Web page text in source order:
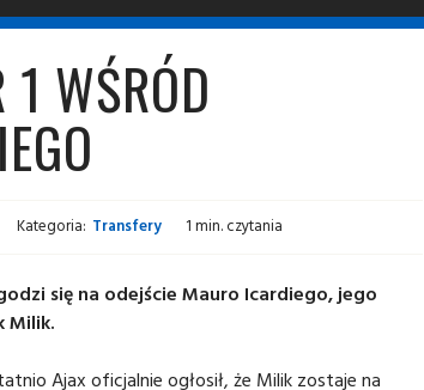
WŚRÓD
Kategoria: Transfery 1 min. czytania
się na odejście Mauro Icardiego, jego
Milik.
Ajax oficjalnie ogłosił, że Milik zostaje na